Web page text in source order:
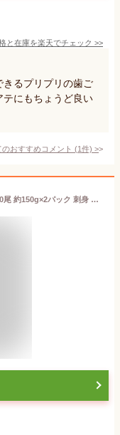
と在庫を楽天でチェック >>
るプリプリの歯ご
にもちょうど良い
のおすすめコメント (1件) >
築地の王様 イカ ホタルイカ ほたるいか 40尾 約150g×2パック 刺身 富山産【蛍烏賊】【新物】